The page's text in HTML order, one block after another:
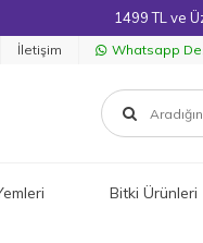
1499 TL ve
İletişim Whatsapp
Bitki Ürünleri